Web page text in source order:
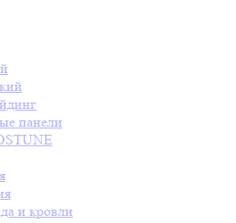
панели
и кровли